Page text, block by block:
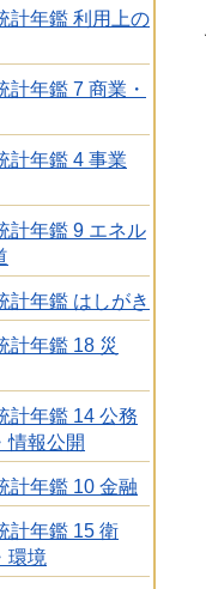
計年鑑 利用上の
計年鑑 7 商業・
計年鑑 4 事業
計年鑑 9 エネル
計年鑑 はしがき
計年鑑 18 災
計年鑑 14 公務
情報公開
計年鑑 10 金融
計年鑑 15 衛
環境